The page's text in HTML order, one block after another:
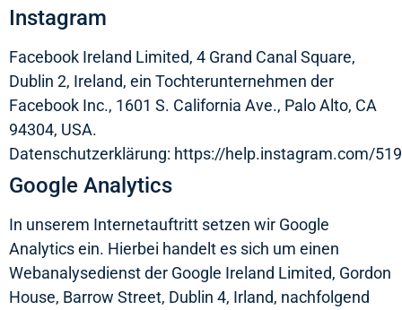
Instagram
Facebook Ireland Limited, 4 Grand Canal Square,
Dublin 2, Ireland, ein Tochterunternehmen der
Facebook Inc., 1601 S. California Ave., Palo Alto, CA
94304, USA.
Datenschutzerklärung: https://help.instagram.com/
Google Analytics
In unserem Internetauftritt setzen wir Google
Analytics ein. Hierbei handelt es sich um einen
Webanalysedienst der Google Ireland Limited, Gordon
House, Barrow Street, Dublin 4, Irland, nachfolgend